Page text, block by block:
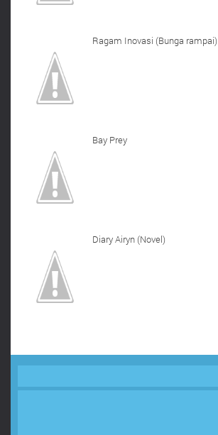
Ragam Inovasi (Bunga rampai)
Bay Prey
Diary Airyn (Novel)